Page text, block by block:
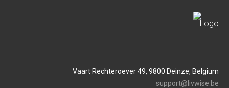
Vaart Rechteroever 49, 9800 Deinze, Belgium
support@livwise.be